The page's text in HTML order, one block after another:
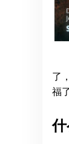
了
福